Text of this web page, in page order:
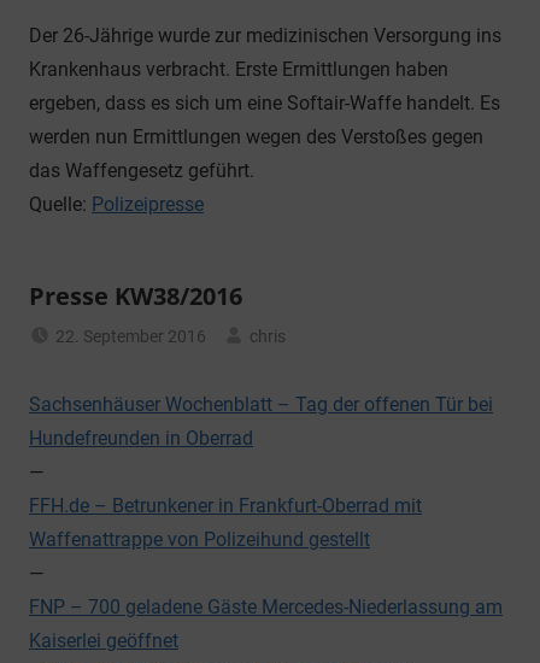
Der 26-Jährige wurde zur medizinischen Versorgung ins
Krankenhaus verbracht. Erste Ermittlungen haben
ergeben, dass es sich um eine Softair-Waffe handelt. Es
werden nun Ermittlungen wegen des Verstoßes gegen
das Waffengesetz geführt.
Quelle: Polizeipresse
Presse KW38/2016
22. September 2016
chris
Sachsenhäuser Wochenblatt – Tag der offenen Tür bei
Hundefreunden in Oberrad
—
FFH.de – Betrunkener in Frankfurt-Oberrad mit
Waffenattrappe von Polizeihund gestellt
—
FNP – 700 geladene Gäste Mercedes-Niederlassung am
Kaiserlei geöffnet